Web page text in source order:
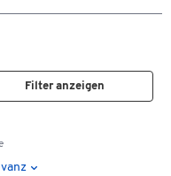
Filter anzeigen